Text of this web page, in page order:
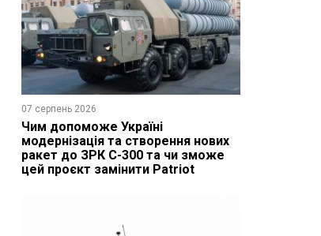
07 серпень 2026
Чим допоможе Україні
модернізація та створення нових
ракет до ЗРК С-300 та чи зможе
цей проєкт замінити Patriot